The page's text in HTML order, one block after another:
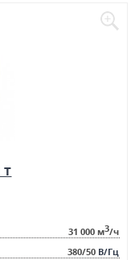
T
31 000м3/ч
380/50 В/Гц